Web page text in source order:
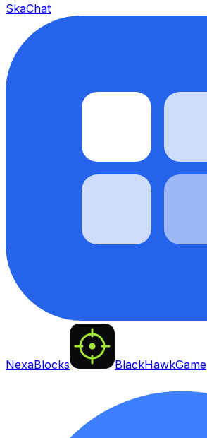
SkaChat
NexaBlocks BlackHawkGame